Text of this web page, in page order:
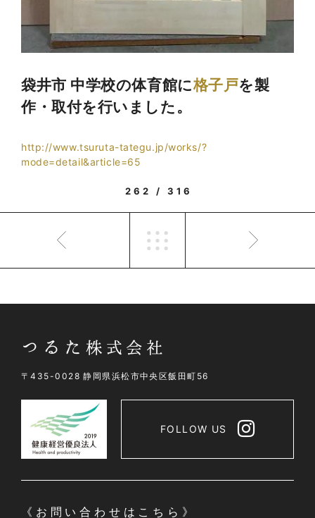
袋井市 中学校の体育館に格子戸を製
作・取付を行いました。
http://www.tsuruta-tategu.jp/works/?
mode=detail&article=65
262 / 316
〒435-0028 静岡県浜松市中央区飯田町56
FOLLOW US
《お問い合わせはこちら》